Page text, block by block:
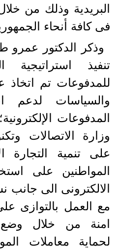
البريدية وذلك من
فى كافة أنحاء
وذكر الدكتور عمرو
تنفیذ
للمدفوعات تم اتخاذ
والسياسات لدعم
المدفوعات
وزارة الاتصالات
على تنمية التجارة
المواطنين على
الالكترونى الى جانب
مع العمل بالتوازى
امنة من خلال
لحماية معاملات